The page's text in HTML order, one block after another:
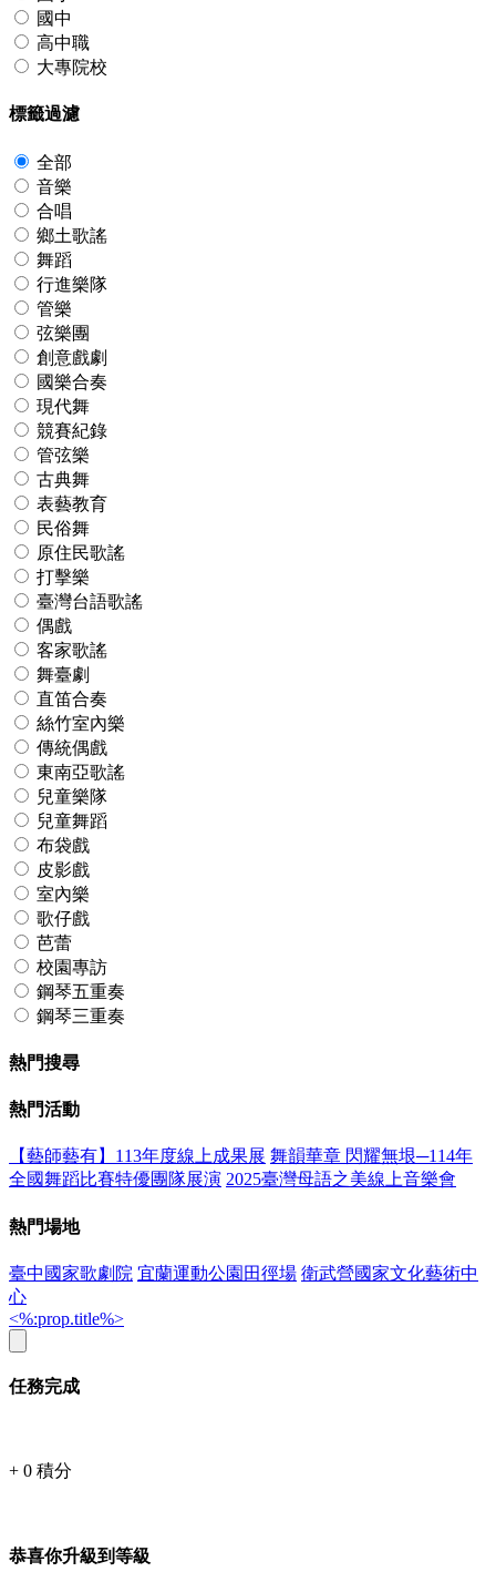
國中
高中職
大專院校
標籤過濾
全部
音樂
合唱
鄉土歌謠
舞蹈
行進樂隊
管樂
弦樂團
創意戲劇
國樂合奏
現代舞
競賽紀錄
管弦樂
古典舞
表藝教育
民俗舞
原住民歌謠
打擊樂
臺灣台語歌謠
偶戲
客家歌謠
舞臺劇
直笛合奏
絲竹室內樂
傳統偶戲
東南亞歌謠
兒童樂隊
兒童舞蹈
布袋戲
皮影戲
室內樂
歌仔戲
芭蕾
校園專訪
鋼琴五重奏
鋼琴三重奏
熱門搜尋
熱門活動
【藝師藝有】113年度線上成果展 舞韻華章 閃耀無垠─114年
全國舞蹈比賽特優團隊展演 2025臺灣母語之美線上音樂會
熱門場地
臺中國家歌劇院 宜蘭運動公園田徑場 衛武營國家文化藝術中
心
<%:prop.title%>
任務完成
+ 0 積分
恭喜你升級到等級